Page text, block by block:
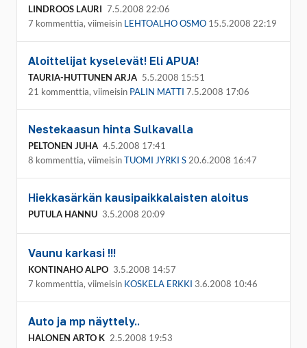
LINDROOS LAURI 7.5.2008 22:06
7 kommenttia, viimeisin LEHTOALHO OSMO 15.5.2008 22:19
Aloittelijat kyselevät! Eli APUA!
TAURIA-HUTTUNEN ARJA 5.5.2008 15:51
21 kommenttia, viimeisin PALIN MATTI 7.5.2008 17:06
Nestekaasun hinta Sulkavalla
PELTONEN JUHA 4.5.2008 17:41
8 kommenttia, viimeisinTUOMI JYRKI S 20.6.2008 16:47
Hiekkasärkän kausipaikkalaisten aloitus
PUTULA HANNU 3.5.2008 20:09
Vaunu karkasi !!!
KONTINAHO ALPO 3.5.2008 14:57
7 kommenttia, viimeisin KOSKELA ERKKI 3.6.2008 10:46
Auto ja mp näyttely..
HALONEN ARTO K 2.5.2008 19:53